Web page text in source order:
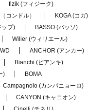
fizik (フィジーク)
コンドル）
KOGA (コガ)
ップ)
BASSO (バッソ)
Wilier (ウィリエール)
ANCHOR (アンカー)
Bianchi (ビアンキ)
)
BOMA
Campagnolo (カンパニョーロ)
CANYON (キャニオン)